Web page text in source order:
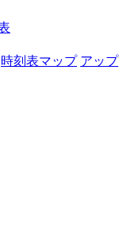
時刻表マップ アップ